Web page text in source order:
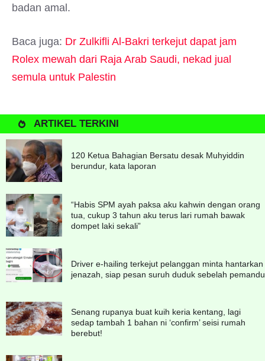
badan amal.
Baca juga: Dr Zulkifli Al-Bakri terkejut dapat jam
Rolex mewah dari Raja Arab Saudi, nekad jual
semula untuk Palestin
ARTIKEL TERKINI
120 Ketua Bahagian Bersatu desak Muhyiddin
berundur, kata laporan
“Habis SPM ayah paksa aku kahwin dengan orang
tua, cukup 3 tahun aku terus lari rumah bawak
dompet laki sekali”
Driver e-hailing terkejut pelanggan minta hantarkan
jenazah, siap pesan suruh duduk sebelah pemandu
Senang rupanya buat kuih keria kentang, lagi
sedap tambah 1 bahan ni ‘confirm’ seisi rumah
berebut!